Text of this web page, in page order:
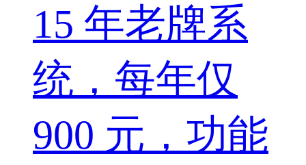
15 年老牌系
统，每年仅
900 元，功能